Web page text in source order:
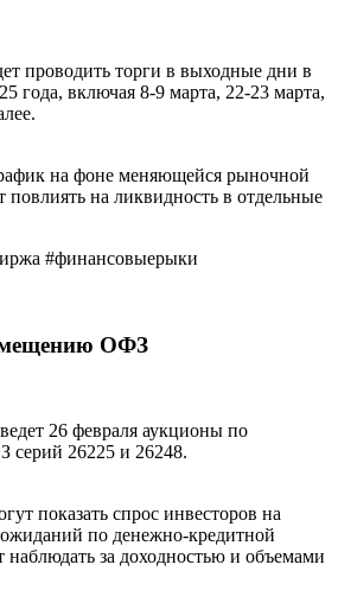
проводить торги в выходные дни в
года, включая 8-9 марта, 22-23 марта,
на фоне меняющейся рыночной
на ликвидность в отдельные
#финансовыерыки
ОФЗ
26 февраля аукционы по
26225 и 26248.
показать спрос инвесторов на
по денежно-кредитной
наблюдать за доходностью и объемами